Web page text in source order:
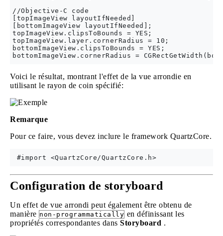
//Objective-C code
[topImageView layoutIfNeeded]
[bottomImageView layoutIfNeeded];
topImageView.clipsToBounds = YES;
topImageView.layer.cornerRadius = 10;
bottomImageView.clipsToBounds = YES;
Voici le résultat, montrant l'effet de la vue arrondie en
utilisant le rayon de coin spécifié:
Remarque
Pour ce faire, vous devez inclure le framework QuartzCore.
Configuration de storyboard
Un effet de vue arrondi peut également être obtenu de
manière non-programmatically en définissant les
propriétés correspondantes dans Storyboard .